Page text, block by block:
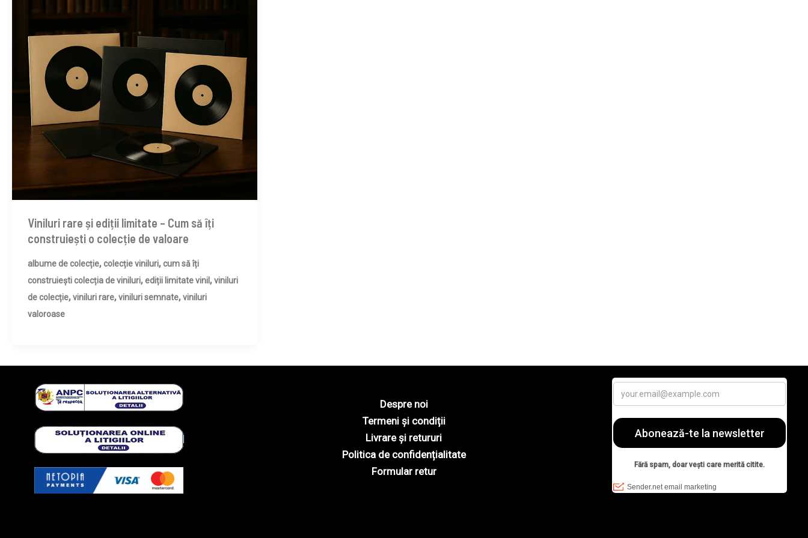
Viniluri rare și ediții limitate – Cum să îți
construiești o colecție de valoare
albume de colecție,colecție viniluri,cum să îți
construiești colecția de viniluri,ediții limitate vinil,viniluri
de colecție,viniluri rare,viniluri semnate,viniluri
valoroase
Despre noi
Termeni și condiții
Livrare și retururi
Politica de confidențialitate
Formular retur